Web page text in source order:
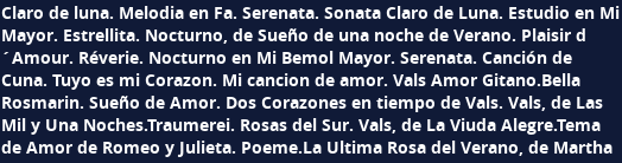
Claro de luna. Melodia en Fa. Serenata. Sonata Claro de Luna. Estudio en Mi
Mayor. Estrellita. Nocturno, de Sueño de una noche de Verano. Plaisir d
´Amour. Réverie. Nocturno en Mi Bemol Mayor. Serenata. Canción de
Cuna. Tuyo es mi Corazon. Mi cancion de amor. Vals Amor Gitano.Bella
Rosmarin. Sueño de Amor. Dos Corazones en tiempo de Vals. Vals, de Las
Mil y Una Noches.Traumerei. Rosas del Sur. Vals, de La Viuda Alegre.Tema
de Amor de Romeo y Julieta. Poeme.La Ultima Rosa del Verano, de Martha